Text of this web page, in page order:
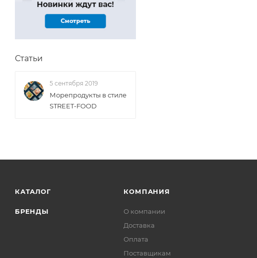
Статьи
5 сентября 2019
Морепродукты в стиле
STREET-FOOD
КАТАЛОГ
БРЕНДЫ
КОМПАНИЯ
О компании
Доставка
Оплата
Поставщикам